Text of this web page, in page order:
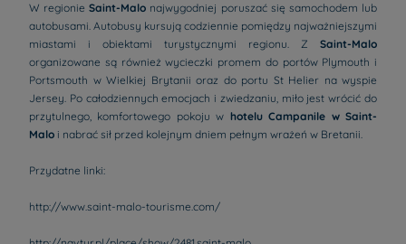
W regionieSaint-Malo najwygodniej poruszać się samochodem lub
autobusami. Autobusy kursują codziennie pomiędzy najważniejszymi
miastami i obiektami turystycznymi regionu. Z Saint-Malo
organizowane są również wycieczki promem do portów Plymouth i
Portsmouth w Wielkiej Brytanii oraz do portu St Helier na wyspie
Jersey. Po całodziennych emocjach i zwiedzaniu, miło jest wrócić do
przytulnego, komfortowego pokoju w hotelu Campanile w Saint-
Malo i nabrać sił przed kolejnym dniem pełnym wrażeń w Bretanii.
Przydatne linki:
http://www.saint-malo-tourisme.com/